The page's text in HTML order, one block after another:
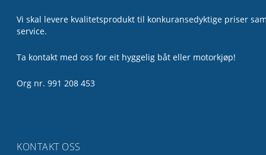
Vi skal levere kvalitetsprodukt til konkuransedyktige priser
service.
Ta kontakt med oss for eit hyggelig båt eller motorkjøp!
Org nr. 991 208 453
KONTAKT OSS